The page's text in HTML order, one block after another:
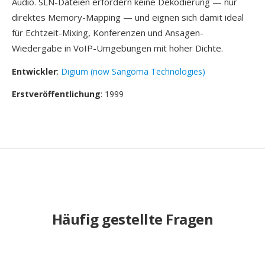
direktes Memory-Mapping — und eignen sich damit ideal
für Echtzeit-Mixing, Konferenzen und Ansagen-
Wiedergabe in VoIP-Umgebungen mit hoher Dichte.
Entwickler: Digium (now Sangoma Technologies)
Erstveröffentlichung: 1999
Häufig gestellte Fragen